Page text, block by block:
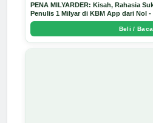
PENA MILYARDER: Kisah, Rahasia
Penulis 1 Milyar di KBM App dari Nol -
Beli / Baca